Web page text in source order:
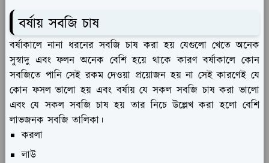
বর্ষায় সবজি চাষ
বর্ষাকালে নানা ধরনের সবজি চাষ করা হয় যেগুলো খেতে অনেক
সুস্বাদু এবং ফলন অনেক বেশি হয়ে থাকে কারণ বর্ষাকালে কোন
সবজিতে পানি সেই রকম দেওয়া প্রয়োজন হয় না সেই কারণেই যে
কোন ফসল ভালো হয় এবং বর্ষায় যে সকল সবজি চাষ করা ভালো
এবং যে সকল সবজি চাষ হয় তার নিচে উল্লেখ করা হলো বেশি
লাভজনক সবজি তালিকা।
করলা
লাউ